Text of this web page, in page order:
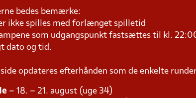
bedes bemærke:
ikke spilles med forlænget spilletid
som udgangspunkt fastsættes til kl.
dato og tid.
side opdateres efterhånden som de enkelte
– 18. – 21. august (uge 34)